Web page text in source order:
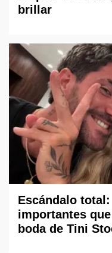
brillar
Escándalo
importantes
boda de Tini